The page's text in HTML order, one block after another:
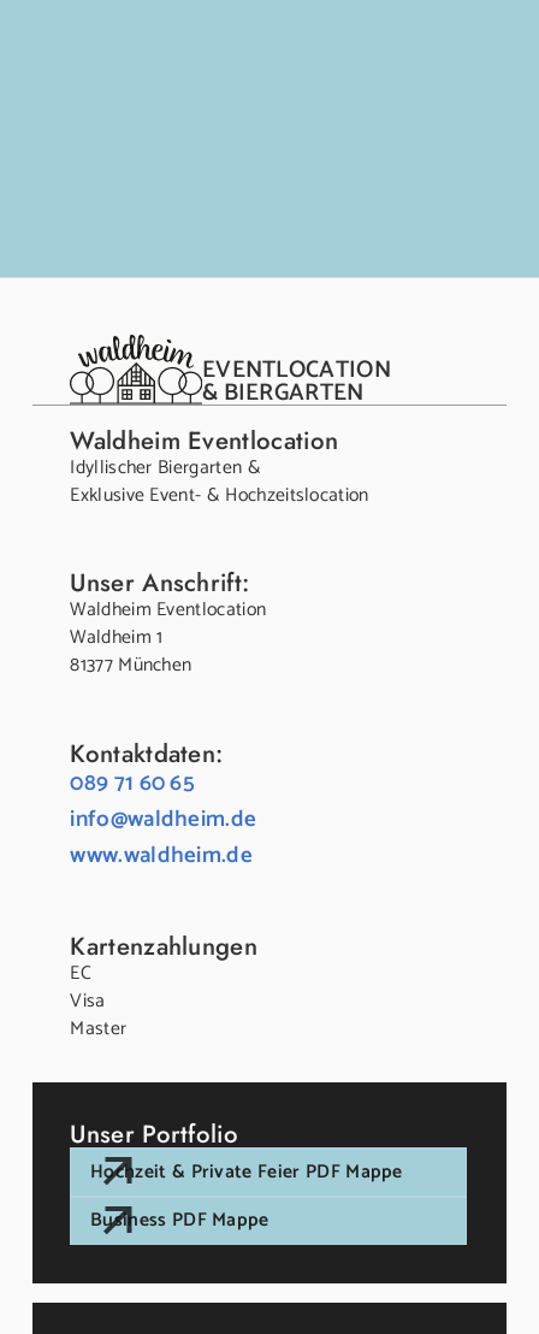
EVENTLOCATION
& BIERGARTEN
Waldheim Eventlocation
Idyllischer Biergarten &
Exklusive Event- & Hochzeitslocation
Unser Anschrift:
Waldheim Eventlocation
Waldheim 1
81377 München
Kontaktdaten:
089 71 60 65
info@waldheim.de
www.waldheim.de
Kartenzahlungen
EC
Visa
Master
Unser Portfolio
Hochzeit & Private Feier PDF Mappe
Business PDF Mappe